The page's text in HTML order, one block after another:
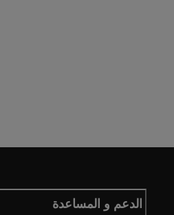
الدعم و المساعدة